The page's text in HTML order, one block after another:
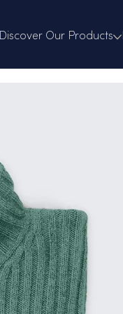
Discover Our Products